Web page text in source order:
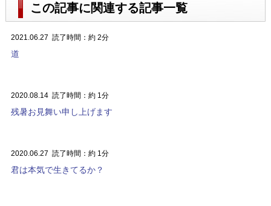
この記事に関連する記事一覧
2021.06.27 読了時間：約 2分
道
2020.08.14 読了時間：約 1分
残暑お見舞い申し上げます
2020.06.27 読了時間：約 1分
君は本気で生きてるか？